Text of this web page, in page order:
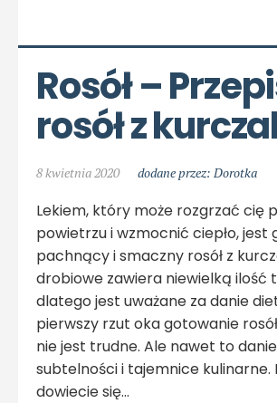
Rosół –
rosół z
8 kwietnia 2020 dodane przez: Dorotka
Lekiem, który może rozgrzać cię
powietrzu i wzmocnić ciepło, jest
pachnący i smaczny rosół z
drobiowe zawiera niewielką ilość
dlatego jest uważane za danie
pierwszy rzut oka gotowanie
nie jest trudne. Ale nawet to
subtelności i tajemnice kulinarne.
dowiecie się…